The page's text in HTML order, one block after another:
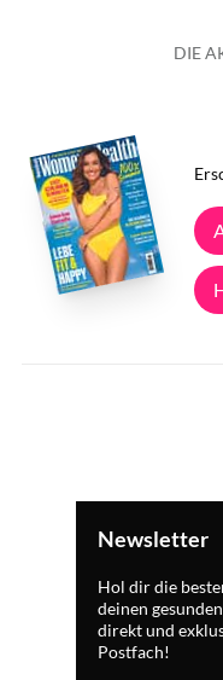
DIE
Newsletter
Hol dir die
deinen
direkt und
Postfach!